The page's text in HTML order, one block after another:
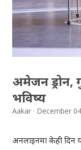
पनि अन्य भाषा
पाउनेछन् । जस्तो, अब
नेपालीमा पढ्न
'चिनिया'हरुले आफ्नै
अमेजन ड्रोन,
भविष्य
Aakar December
अनलाइनमा केही दिन